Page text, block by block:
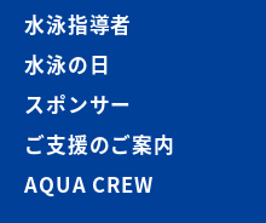
水泳指導者
水泳の日
スポンサー
ご支援のご案内
AQUA CREW